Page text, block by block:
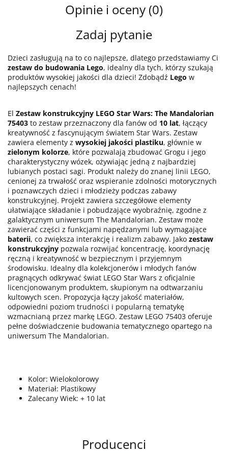
Opinie i oceny (0)
Zadaj pytanie
Dzieci zasługują na to co najlepsze, dlatego przedstawiamy Ci
zestaw do budowania Lego, idealny dla tych, którzy szukają
produktów wysokiej jakości dla dzieci! Zdobądź Lego w
najlepszych cenach!
El Zestaw konstrukcyjny LEGO Star Wars: The Mandalorian
75403 to zestaw przeznaczony dla fanów od 10 lat, łączący
kreatywność z fascynującym światem Star Wars. Zestaw
zawiera elementy z wysokiej jakości plastiku, głównie w
zielonym kolorze, które pozwalają zbudować Grogu i jego
charakterystyczny wózek, ożywiając jedną z najbardziej
lubianych postaci sagi. Produkt należy do znanej linii LEGO,
cenionej za trwałość oraz wspieranie zdolności motorycznych
i poznawczych dzieci i młodzieży podczas zabawy
konstrukcyjnej. Projekt zawiera szczegółowe elementy
ułatwiające składanie i pobudzające wyobraźnię, zgodne z
galaktycznym uniwersum The Mandalorian. Zestaw może
zawierać części z funkcjami napędzanymi lub wymagające
baterii, co zwiększa interakcję i realizm zabawy. Jako zestaw
konstrukcyjny pozwala rozwijać koncentrację, koordynację
ręczną i kreatywność w bezpiecznym i przyjemnym
środowisku. Idealny dla kolekcjonerów i młodych fanów
pragnących odkrywać świat LEGO Star Wars z oficjalnie
licencjonowanym produktem, skupionym na odtwarzaniu
kultowych scen. Propozycja łączy jakość materiałów,
odpowiedni poziom trudności i popularną tematykę
wzmacnianą przez markę LEGO. Zestaw LEGO 75403 oferuje
pełne doświadczenie budowania tematycznego opartego na
uniwersum The Mandalorian.
Kolor: Wielokolorowy
Materiał: Plastikowy
Zalecany Wiek: + 10 lat
Producenci